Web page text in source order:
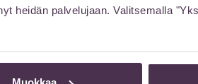
heidän palvelujaan. Valitsemalla